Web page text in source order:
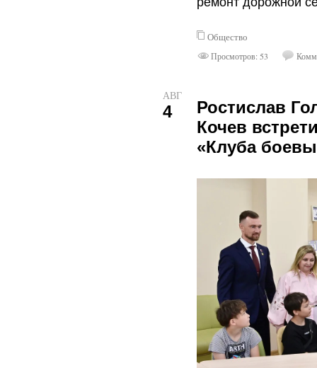
Общество
Просмотров: 53
АВГ
4
Ростислав
Кочев
«Клуба